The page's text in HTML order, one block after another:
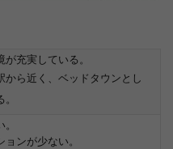
が充実している。
から近く、ベッドタウンとし
ョンが少ない。